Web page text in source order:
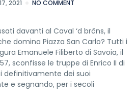
2021 NO COMMENT
davanti al Caval ‘d brôns, il
domina Piazza San Carlo? Tutti i
Emanuele Filiberto di Savoia, il
sconfisse le truppe di Enrico II di
definitivamente dei suoi
e segnando, per i secoli